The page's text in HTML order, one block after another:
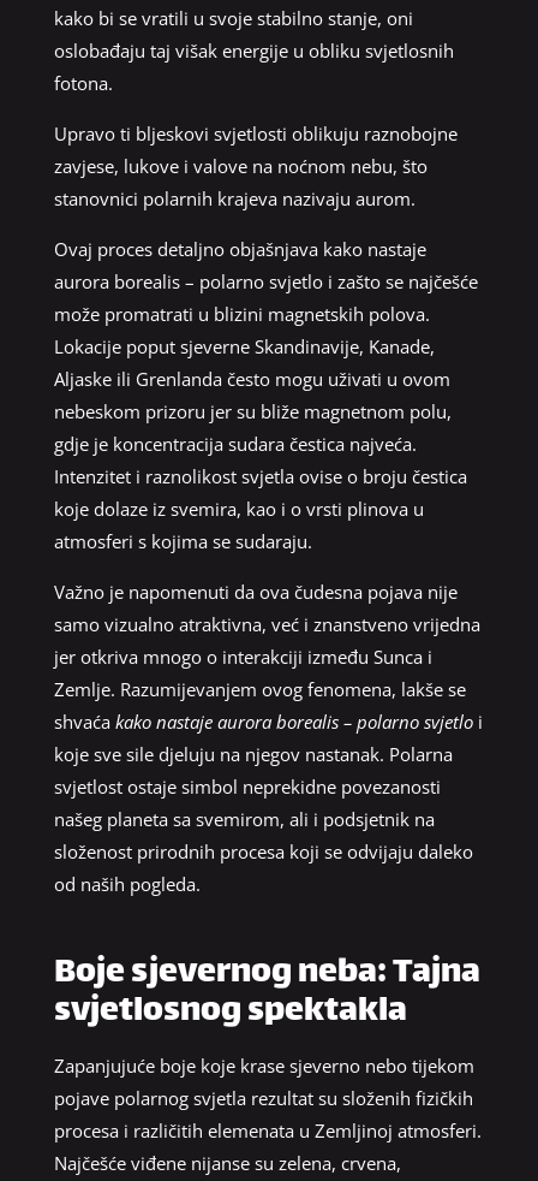
kako bi se vratili u svoje stabilno stanje, oni
oslobađaju taj višak energije u obliku svjetlosnih
fotona.
Upravo ti bljeskovi svjetlosti oblikuju raznobojne
zavjese, lukove i valove na noćnom nebu, što
stanovnici polarnih krajeva nazivaju aurom.
Ovaj proces detaljno objašnjava kako nastaje
aurora borealis – polarno svjetlo i zašto se najčešće
može promatrati u blizini magnetskih polova.
Lokacije poput sjeverne Skandinavije, Kanade,
Aljaske ili Grenlanda često mogu uživati u ovom
nebeskom prizoru jer su bliže magnetnom polu,
gdje je koncentracija sudara čestica najveća.
Intenzitet i raznolikost svjetla ovise o broju čestica
koje dolaze iz svemira, kao i o vrsti plinova u
atmosferi s kojima se sudaraju.
Važno je napomenuti da ova čudesna pojava nije
samo vizualno atraktivna, već i znanstveno vrijedna
jer otkriva mnogo o interakciji između Sunca i
Zemlje. Razumijevanjem ovog fenomena, lakše se
shvaća kako nastaje aurora borealis – polarno svjetloi
koje sve sile djeluju na njegov nastanak. Polarna
svjetlost ostaje simbol neprekidne povezanosti
našeg planeta sa svemirom, ali i podsjetnik na
složenost prirodnih procesa koji se odvijaju daleko
od naših pogleda.
Boje sjevernog neba: Tajna
svjetlosnog spektakla
Zapanjujuće boje koje krase sjeverno nebo tijekom
pojave polarnog svjetla rezultat su složenih fizičkih
procesa i različitih elemenata u Zemljinoj atmosferi.
Najčešće viđene nijanse su zelena, crvena,